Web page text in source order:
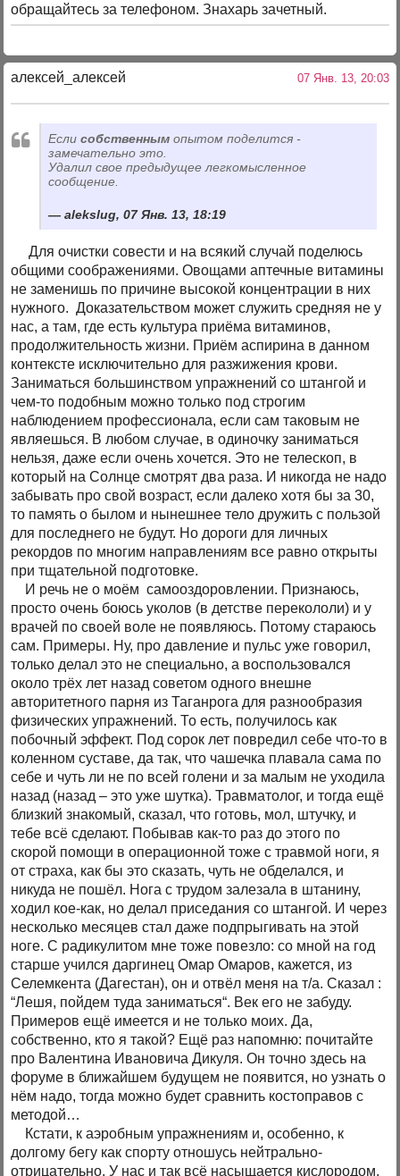
обращайтесь за телефоном. Знахарь зачетный.
алексей_алексей 07 Янв. 13, 20:03
Еслисобственным опытом поделится -
замечательно это.
Удалил свое предыдущее легкомысленное
сообщение.
alekslug, 07 Янв. 13, 18:19
Для очистки совести и на всякий случай поделюсь
общими соображениями. Овощами аптечные витамины
не заменишь по причине высокой концентрации в них
нужного. Доказательством может служить средняя не у
нас, а там, где есть культура приёма витаминов,
продолжительность жизни. Приём аспирина в данном
контексте исключительно для разжижения крови.
Заниматься большинством упражнений со штангой и
чем-то подобным можно только под строгим
наблюдением профессионала, если сам таковым не
являешься. В любом случае, в одиночку заниматься
нельзя, даже если очень хочется. Это не телескоп, в
который на Солнце смотрят два раза. И никогда не надо
забывать про свой возраст, если далеко хотя бы за 30,
то память о былом и нынешнее тело дружить с пользой
для последнего не будут. Но дороги для личных
рекордов по многим направлениям все равно открыты
при тщательной подготовке.
И речь не о моём самооздоровлении. Признаюсь,
просто очень боюсь уколов (в детстве перекололи) и у
врачей по своей воле не появляюсь. Потому стараюсь
сам. Примеры. Ну, про давление и пульс уже говорил,
только делал это не специально, а воспользовался
около трёх лет назад советом одного внешне
авторитетного парня из Таганрога для разнообразия
физических упражнений. То есть, получилось как
побочный эффект. Под сорок лет повредил себе что-то в
коленном суставе, да так, что чашечка плавала сама по
себе и чуть ли не по всей голени и за малым не уходила
назад (назад – это уже шутка). Травматолог, и тогда ещё
близкий знакомый, сказал, что готовь, мол, штучку, и
тебе всё сделают. Побывав как-то раз до этого по
скорой помощи в операционной тоже с травмой ноги, я
от страха, как бы это сказать, чуть не обделался, и
никуда не пошёл. Нога с трудом залезала в штанину,
ходил кое-как, но делал приседания со штангой. И через
несколько месяцев стал даже подпрыгивать на этой
ноге. С радикулитом мне тоже повезло: со мной на год
старше учился даргинец Омар Омаров, кажется, из
Селемкента (Дагестан), он и отвёл меня на т/а. Сказал :
“Лешя, пойдем туда заниматься“. Век его не забуду.
Примеров ещё имеется и не только моих. Да,
собственно, кто я такой? Ещё раз напомню: почитайте
про Валентина Ивановича Дикуля. Он точно здесь на
форуме в ближайшем будущем не появится, но узнать о
нём надо, тогда можно будет сравнить костоправов с
методой…
Кстати, к аэробным упражнениям и, особенно, к
долгому бегу как спорту отношусь нейтрально-
отрицательно. У нас и так всё насыщается кислородом,